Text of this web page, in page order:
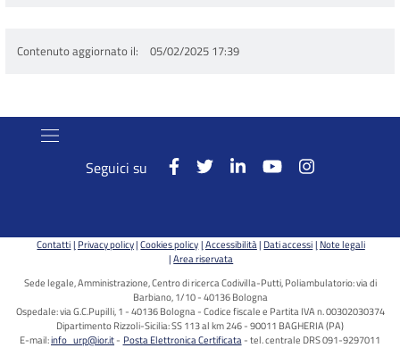
Contenuto aggiornato il 05/02/2025 17:39
Seguici su
Contatti Privacy policy Cookies policy Accessibilità Dati accessi Note legali
Area riservata
Sede legale, Amministrazione, Centro di ricerca Codivilla-Putti, Poliambulatorio: via di
Barbiano, 1/10 - 40136 Bologna
Ospedale: via G.C.Pupilli, 1 - 40136 Bologna - Codice fiscale e Partita IVA n. 00302030374
Dipartimento Rizzoli-Sicilia: SS 113 al km 246 - 90011 BAGHERIA (PA)
E-mail:info_urp@ior.it Posta Elettronica Certificata tel. centrale DRS 091-9297011